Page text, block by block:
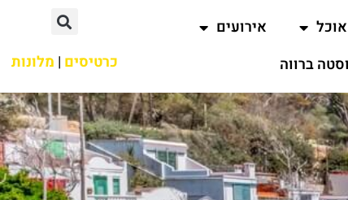
אוכל
אירועים
ברווה כרטיסים | מלונות